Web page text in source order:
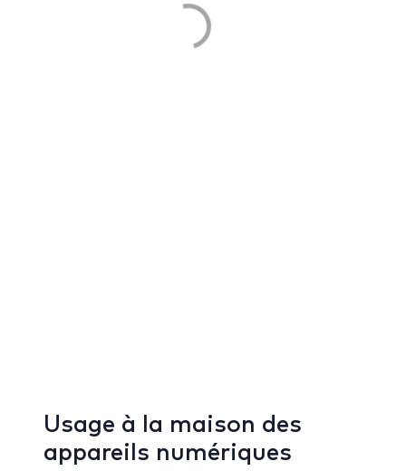
Usage à la maison des
appareils numériques